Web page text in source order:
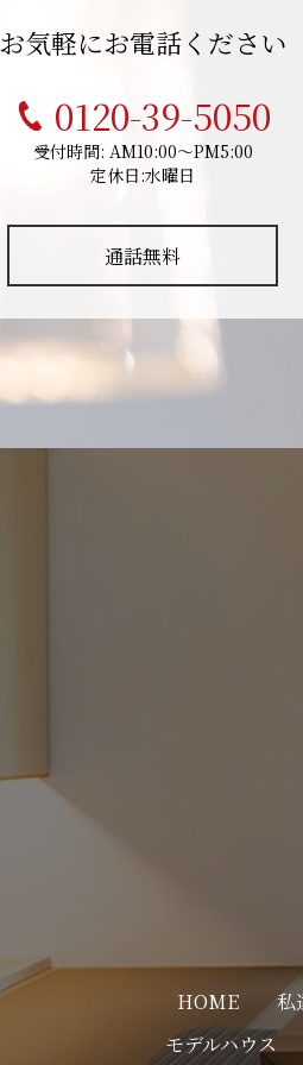
お気軽にお電話ください
0120-39-5050
受付時間: AM10:00～PM5:00
定休日:水曜日
通話無料
HOME
私
モデルハウス